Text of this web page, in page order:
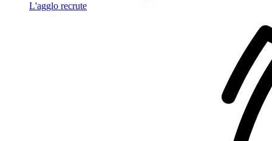
L'agglo recrute